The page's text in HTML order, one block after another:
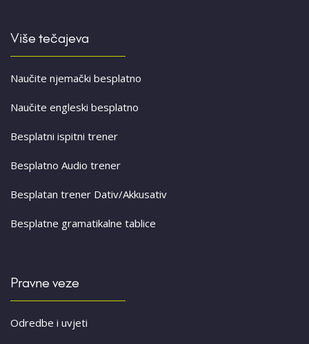
Više tečajeva
Naučite njemački besplatno
Naučite engleski besplatno
Besplatni ispitni trener
Besplatno Audio trener
Besplatan trener Dativ/Akkusativ
Besplatne gramatikalne tablice
Pravne veze
Odredbe i uvjeti